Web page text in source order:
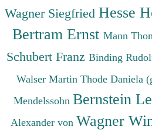
Wagner Siegfried Hesse
Bertram Ernst Mann
Schubert Franz Binding
Walser Martin Thode Daniela
Mendelssohn Bernstein
Alexander von Wagner